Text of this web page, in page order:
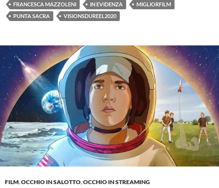
FRANCESCA MAZZOLENI IN EVIDENZA
MIGLIORFILM
PUNTA SACRA
VISIONSDUREEL2020
FILM,OCCHIO IN SALOTTO,OCCHIO IN STREAMING